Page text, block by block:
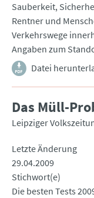
Sauberkeit,
Rentner und
Verkehrswege
Angaben zum
Datei
Das Müll-
Leipziger
Letzte Änderung
29.04.2009
Stichwort(e)
Die besten Tests